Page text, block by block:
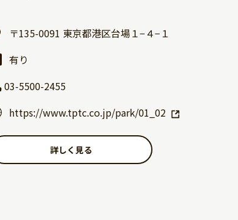
〒135-0091 東京都港区台場１−４−１
有り
03-5500-2455
https://www.tptc.co.jp/park/01_02
詳しく見る